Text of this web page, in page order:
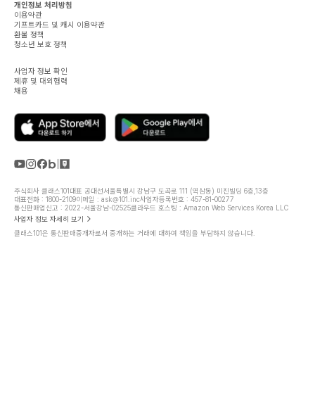
개인정보 처리방침
이용약관
기프트카드 및 캐시 이용약관
환불 정책
청소년 보호 정책
사업자 정보 확인
제휴 및 대외협력
채용
주식회사 클래스101대표 공대선서울특별시 강남구 도곡로 111 (역삼동) 미진빌딩 6층,13층
대표전화 : 1800-2109이메일 : ask@101.inc사업자등록번호 : 457-81-00277
통신판매업신고 : 2022-서울강남-02525클라우드 호스팅 : Amazon Web Services Korea LLC
사업자 정보 자세히 보기
클래스101은 통신판매중개자로서 중개하는 거래에 대하여 책임을 부담하지 않습니다.